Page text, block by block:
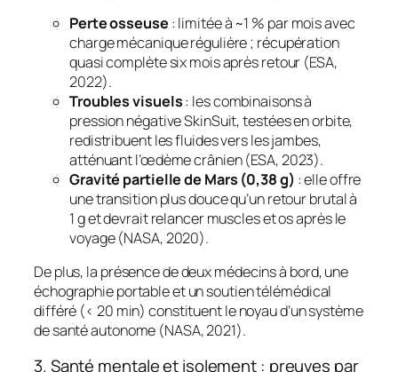
Perte osseuse : limitée à ~1 % par mois avec
charge mécanique régulière ; récupération
quasi complète six mois après retour (ESA,
2022).
Troubles visuels: les combinaisons à
pression négative SkinSuit, testées en orbite,
redistribuent les fluides vers les jambes,
atténuant l’œdème crânien (ESA, 2023).
Gravité partielle de Mars (0,38 g) : elle offre
une transition plus douce qu’un retour brutal à
1 g et devrait relancer muscles et os après le
voyage (NASA, 2020).
De plus, la présence de deux médecins à bord, une
échographie portable et un soutien télémédical
différé (< 20 min) constituent le noyau d’un système
de santé autonome (NASA, 2021).
3. Santé mentale et isolement : preuves par